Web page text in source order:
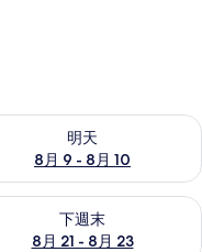
明天
8月 9 - 8月 10
天 (8月 9 - 8月 10) 的供
下週末
8月 21 - 8月 23
週末 (8月 21 - 8月 23)